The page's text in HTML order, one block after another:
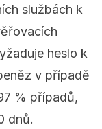
službách k
heslo k
v případě
% případů,
dnů.